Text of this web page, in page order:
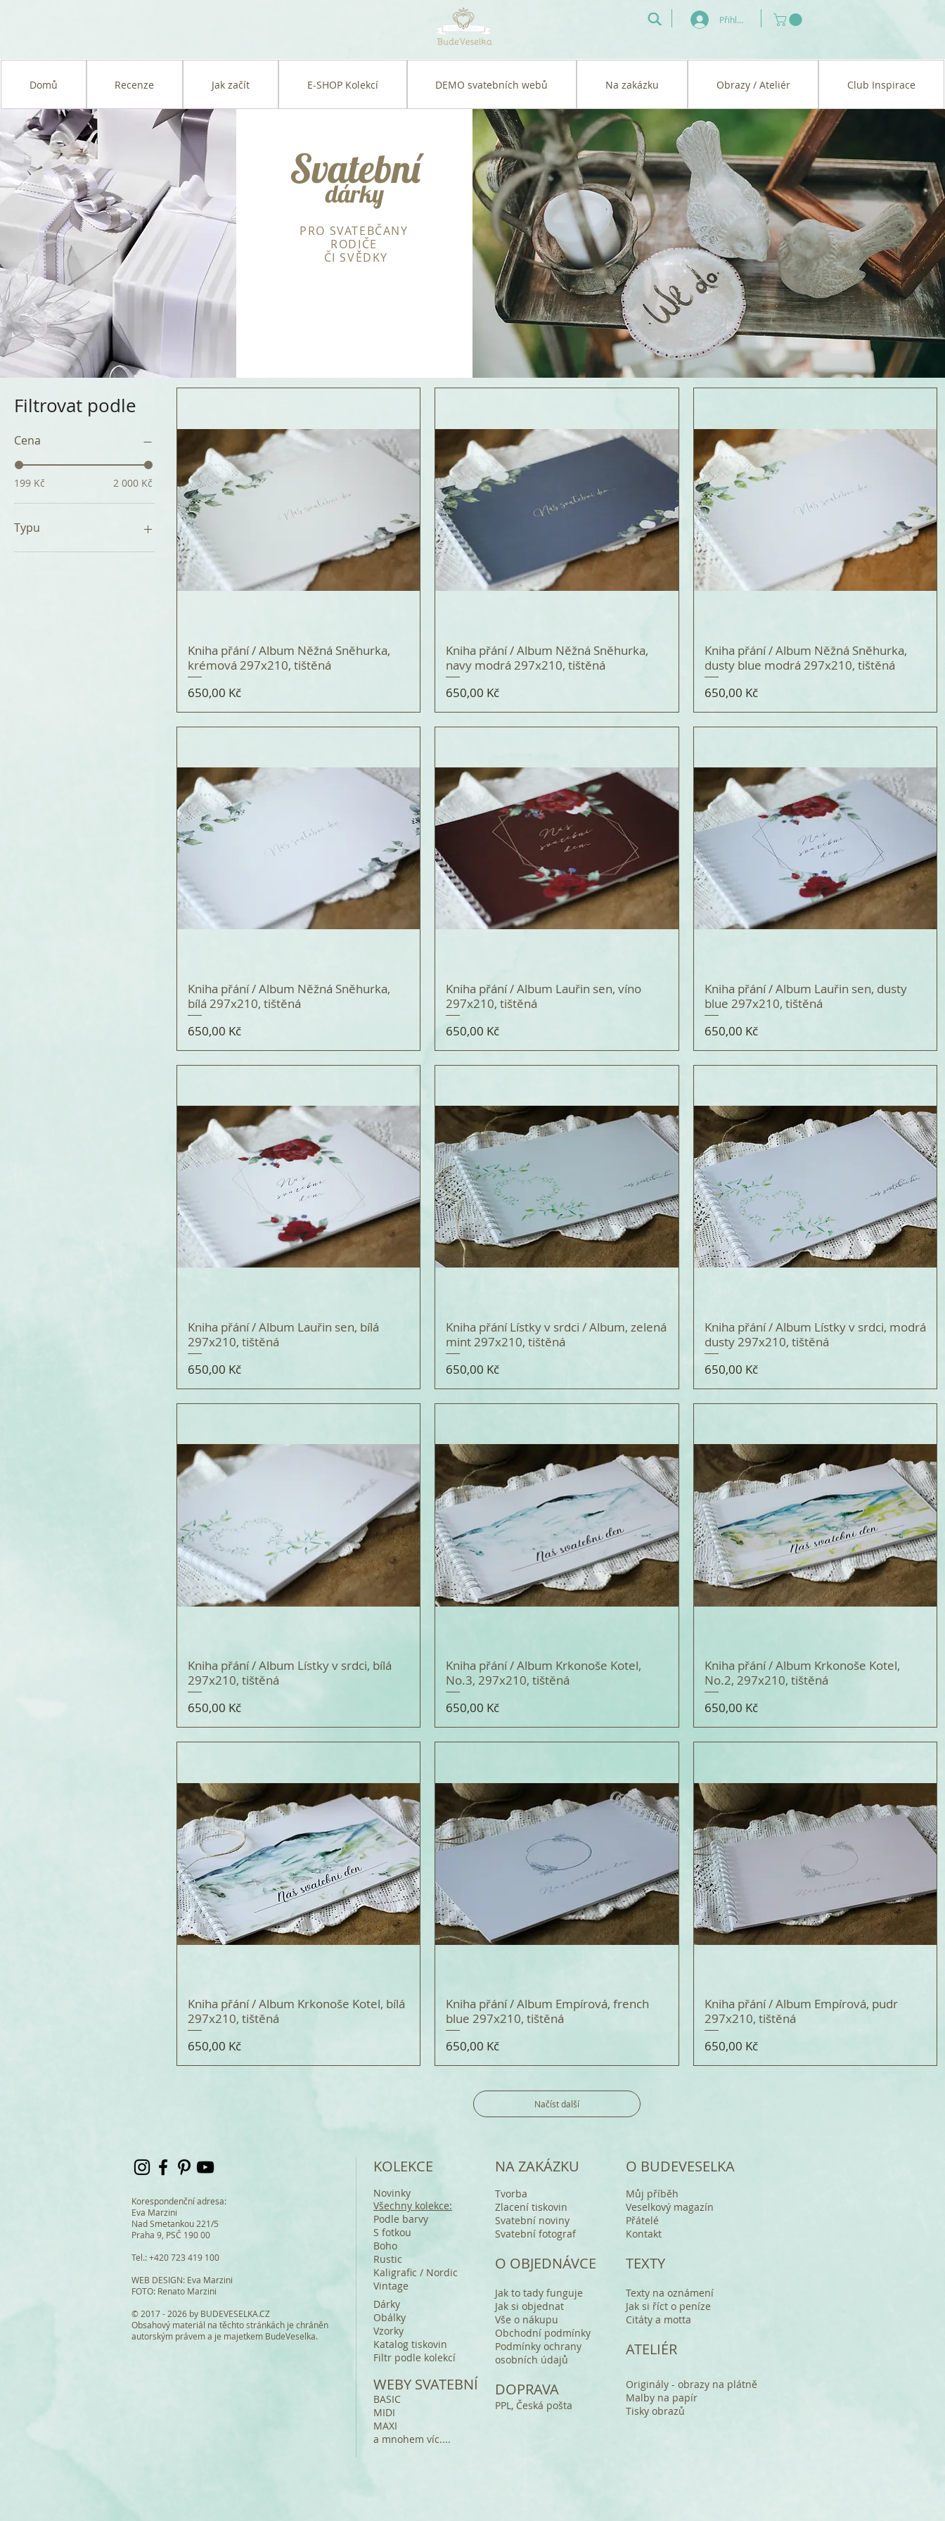
Přihlásit se
Domů Recenze Jak začít E-SHOP Kolekcí DEMO svatebních webů Na zakázku Obrazy / Ateliér Club Inspirace
pro rodiče, svědky či snoubence na den "D"
Svatební
dárky
PRO SVATEBČANY
RODIČE
ČI SVĚDKY
Filtrovat podle
Cena
199 Kč 2 000 Kč
Typu
Knihy hostů, albumy
Kniha přání / Album Něžná Sněhurka,
krémová 297x210, tištěná
Cena
650,00 Kč
Kniha přání / Album Něžná Sněhurka,
navy modrá 297x210, tištěná
Cena
650,00 Kč
Kniha přání / Album Něžná Sněhurka,
dusty blue modrá 297x210, tištěná
Cena
650,00 Kč
Kniha přání / Album Něžná Sněhurka,
bílá 297x210, tištěná
Cena
650,00 Kč
Kniha přání / Album Lauřin sen, víno
297x210, tištěná
Cena
650,00 Kč
Kniha přání / Album Lauřin sen, dusty
blue 297x210, tištěná
Cena
650,00 Kč
Kniha přání / Album Lauřin sen, bílá
297x210, tištěná
Cena
650,00 Kč
Kniha přání Lístky v srdci / Album, zelená
mint 297x210, tištěná
Cena
650,00 Kč
Kniha přání / Album Lístky v srdci, modrá
dusty 297x210, tištěná
Cena
650,00 Kč
Kniha přání / Album Lístky v srdci, bílá
297x210, tištěná
Cena
650,00 Kč
Kniha přání / Album Krkonoše Kotel,
No.3, 297x210, tištěná
Cena
650,00 Kč
Kniha přání / Album Krkonoše Kotel,
No.2, 297x210, tištěná
Cena
650,00 Kč
Kniha přání / Album Krkonoše Kotel, bílá
297x210, tištěná
Cena
650,00 Kč
Kniha přání / Album Empírová, french
blue 297x210, tištěná
Cena
650,00 Kč
Kniha přání / Album Empírová, pudr
297x210, tištěná
Cena
650,00 Kč
Načíst další
Korespondenční adresa:
Eva Marzini
Nad Smetankou 221/5
Praha 9, PSČ 190 00
Tel.: +420 723 419 100
WEB DESIGN: Eva Marzini
FOTO: Renato Marzini
© 2017 - 2026 by BUDEVESELKA.CZ
Obsahový materiál na těchto stránkách je chráněn
autorským právem a je majetkem BudeVeselka.
KOLEKCE
Novinky
Všechny kolekce:
Podle barvy
S fotkou
Boho
Rustic
Kaligrafic / Nordic
Vintage
Dárky
Obálky
Vzorky
Katalog tiskovin
Filtr podle kolekcí
WEBY SVATEBNÍ
BASIC
MIDI
MAXI
a mnohem víc....
NA ZAKÁZKU
Tvorba
Zlacení tiskovin
Svatební noviny
Svatební fotograf
O OBJEDNÁVCE
Jak to tady funguje
Jak si objednat
Vše o nákupu
Obchodní podmínky
Podmínky ochrany
osobních údajů
DOPRAVA
PPL, Česká pošta
O BUDEVESELKA
Můj příběh
Veselkový magazín
Přátelé
Kontakt
TEXTY
Texty na oznámení
Jak si říct o peníze
Citáty a motta
ATELIÉR
Originály - obrazy na plátně
Malby na papír
Tisky obrazů